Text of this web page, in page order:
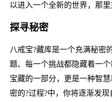
以进入一个全新的世界，那
探寻秘密
八戒宝?藏库是一个充满秘密
题、每一个挑战都隐藏着一
宝藏的一部分，更是一种智
密的?过程?中，你将逐渐发现